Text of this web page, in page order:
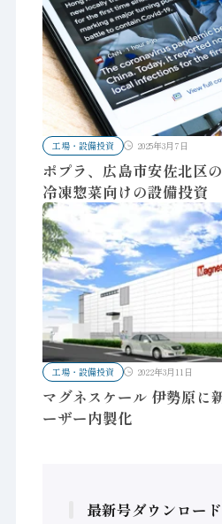
工場・設備投資 2025年3月7日
ポプラ、広島市安佐北区
冷凍惣菜向けの設備投資
工場・設備投資 2022年3月11日
マグネスケール 伊勢原に
ーザー内製化
最新号ダウンロード